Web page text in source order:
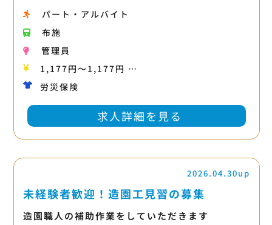
パート・アルバイト
布施
管理員
1,177円〜1,177円 …
労災保険
求人詳細を見る
2026.04.30up
未経験者歓迎！造園工見習の募集
造園職人の補助作業をしていただきます